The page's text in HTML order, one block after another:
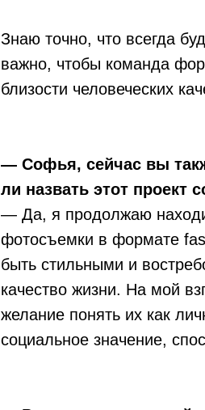
Знаю точно, что всегда
важно, чтобы команда
близости человеческих
— Софья, сейчас вы
ли назвать этот проект
— Да, я продолжаю
фотосъемки в формате
быть стильными и
качество жизни. На мой
желание понять их как
социальное значение,